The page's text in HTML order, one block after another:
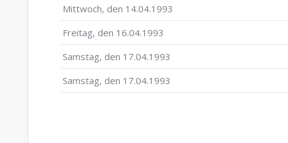
Mittwoch, den 14.04.1993
Freitag, den 16.04.1993
Samstag, den 17.04.1993
Samstag, den 17.04.1993